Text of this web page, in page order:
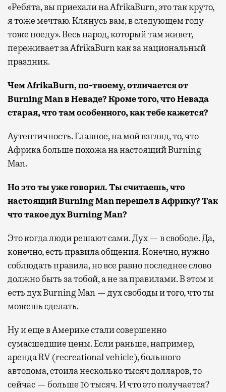
«Ребята, вы приехали на AfrikaBurn, это так круто,
я тоже мечтаю. Клянусь вам, в следующем году
тоже поеду». Весь народ, который там живет,
переживает за AfrikaBurn как за национальный
праздник.
Чем AfrikaBurn, по-твоему, отличается от
Burning Man в Неваде? Кроме того, что Невада
старая, что там особенного, как тебе кажется?
Аутентичность. Главное, на мой взгляд, то, что
Африка больше похожа на настоящий Burning
Man.
Но это ты уже говорил. Ты считаешь, что
настоящий Burning Man перешел в Африку? Так
что такое дух Burning Man?
Это когда люди решают сами. Дух — в свободе. Да,
конечно, есть правила общения. Конечно, нужно
соблюдать правила, но все равно последнее слово
должно быть за тобой, а не за правилами. В этом и
есть дух Burning Man — дух свободы и того, что ты
можешь сделать.
Ну и еще в Америке стали совершенно
сумасшедшие цены. Если раньше, например,
аренда RV (recreational vehicle), большого
автодома, стоила несколько тысяч долларов, то
сейчас — больше 10 тысяч. И что это получается?